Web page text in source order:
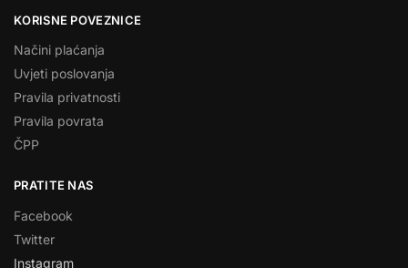
KORISNE POVEZNICE
Načini plaćanja
Uvjeti poslovanja
Pravila privatnosti
Pravila povrata
ČPP
PRATITE NAS
Facebook
Twitter
Instagram